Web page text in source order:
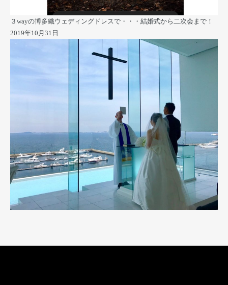
３wayの博多織ウェディングドレスで・・・結婚式から二次会まで！
2019年10月31日